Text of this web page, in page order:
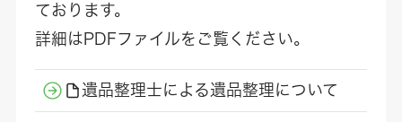
ております。
詳細はPDFファイルをご覧ください。
遺品整理士による遺品整理について